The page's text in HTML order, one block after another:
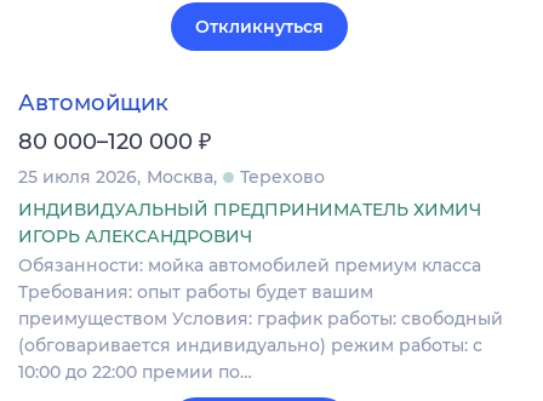
Откликнуться
Автомойщик
80 000–120 000 ₽
25 июля 2026 Москва
Терехово
ИНДИВИДУАЛЬНЫЙ ПРЕДПРИНИМАТЕЛЬ ХИМИЧ
ИГОРЬ АЛЕКСАНДРОВИЧ
Обязанности: мойка автомобилей премиум класса
Требования: опыт работы будет вашим
преимуществом Условия: график работы: свободный
(обговаривается индивидуально) режим работы: с
10:00 до 22:00 премии по…